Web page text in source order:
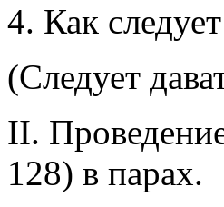
4. Как
(Следует
II.
128) в парах.